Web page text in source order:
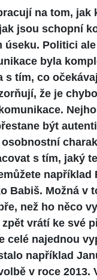
na tom, jak
jsou schopní
úseku. Politici
byla
s tím, co
že je
být
s tím, jaký
například
Babiš. Možná v
než ho něco
vrátí ke své
celé najednou
například
v roce 2013.